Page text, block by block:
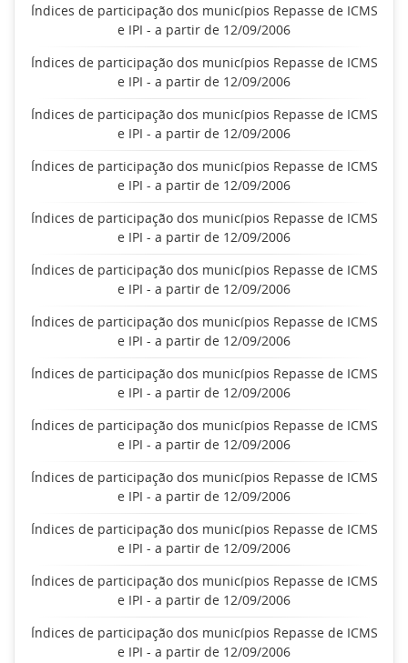
Índices de participação dos municípios Repasse de ICMS
e IPI - a partir de 12/09/2006
Índices de participação dos municípios Repasse de ICMS
e IPI - a partir de 12/09/2006
Índices de participação dos municípios Repasse de ICMS
e IPI - a partir de 12/09/2006
Índices de participação dos municípios Repasse de ICMS
e IPI - a partir de 12/09/2006
Índices de participação dos municípios Repasse de ICMS
e IPI - a partir de 12/09/2006
Índices de participação dos municípios Repasse de ICMS
e IPI - a partir de 12/09/2006
Índices de participação dos municípios Repasse de ICMS
e IPI - a partir de 12/09/2006
Índices de participação dos municípios Repasse de ICMS
e IPI - a partir de 12/09/2006
Índices de participação dos municípios Repasse de ICMS
e IPI - a partir de 12/09/2006
Índices de participação dos municípios Repasse de ICMS
e IPI - a partir de 12/09/2006
Índices de participação dos municípios Repasse de ICMS
e IPI - a partir de 12/09/2006
Índices de participação dos municípios Repasse de ICMS
e IPI - a partir de 12/09/2006
Índices de participação dos municípios Repasse de ICMS
e IPI - a partir de 12/09/2006